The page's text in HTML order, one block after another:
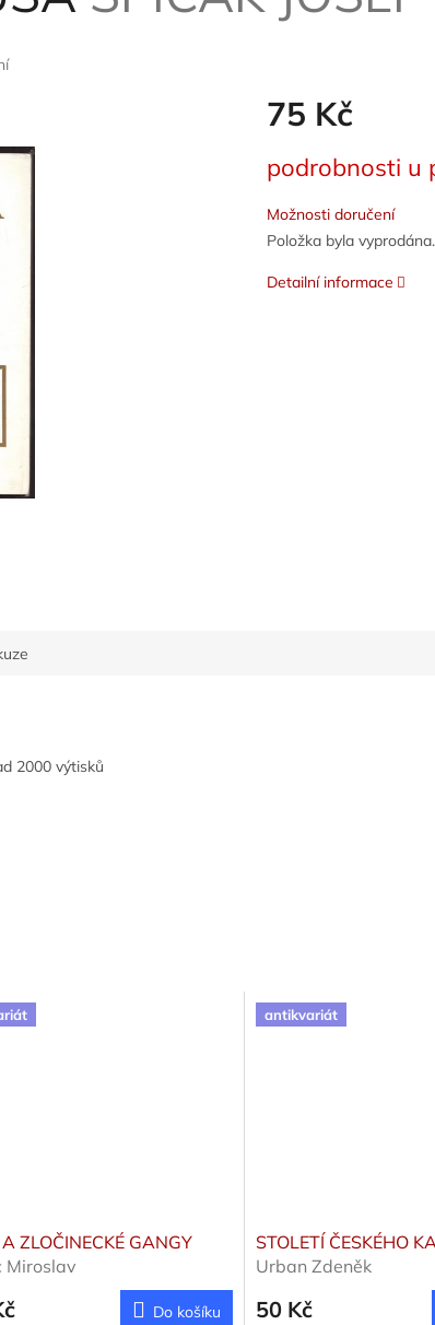
75 Kč
cena:
podrobnosti u
Možnosti doručení
Položka byla
Detailní informace
2000 výtisků
ZLOČINECKÉ GANGY
Miroslav
Do košíku
antikvariát
STOLETÍ ČESKÉHO
Urban Zdeněk
50 Kč